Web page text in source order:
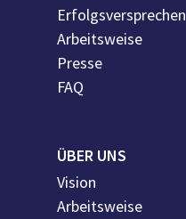
Erfolgsversprechen
Arbeitsweise
Presse
FAQ
ÜBER UNS
Vision
Arbeitsweise